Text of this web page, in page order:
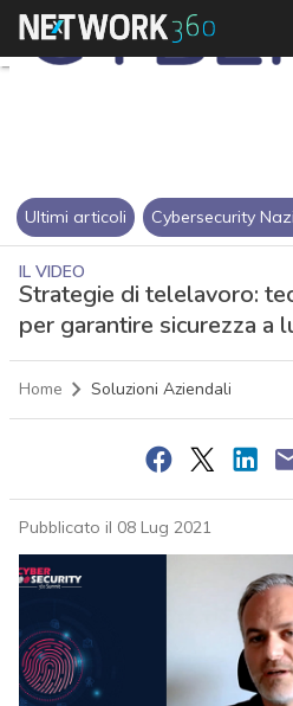
Ultimi articoli Cybersecurity
IL VIDEO
Strategie di telelavoro:
per garantire sicurezza a
Home Soluzioni Aziendali
Pubblicato il 08 Lug 2021